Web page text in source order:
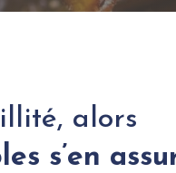
alors
s’en